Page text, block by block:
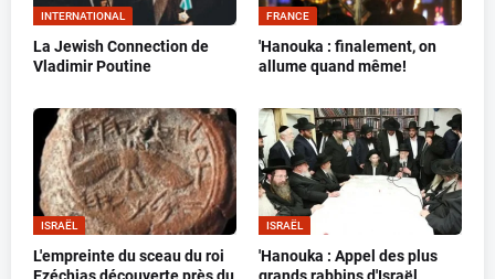
INTERNATIONAL
La Jewish Connection de
Vladimir Poutine
FRANCE
'Hanouka : finalement, on
allume quand même!
ISRAËL
L'empreinte du sceau du roi
Ezéchias découverte près du
ISRAËL
'Hanouka : Appel des plus
grands rabbins d'Israël